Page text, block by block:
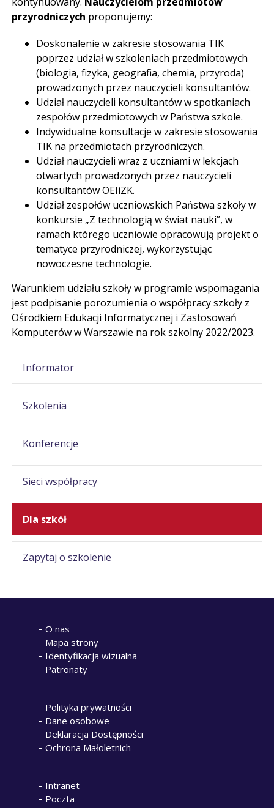
przyrodniczych proponujemy:
Doskonalenie w zakresie stosowania TIK
poprzez udział w szkoleniach przedmiotowych
(biologia, fizyka, geografia, chemia, przyroda)
prowadzonych przez nauczycieli konsultantów.
Udział nauczycieli konsultantów w spotkaniach
zespołów przedmiotowych w Państwa szkole.
Indywidualne konsultacje w zakresie stosowania
TIK na przedmiotach przyrodniczych.
Udział nauczycieli wraz z uczniami w lekcjach
otwartych prowadzonych przez nauczycieli
konsultantów OEIiZK.
Udział zespołów uczniowskich Państwa szkoły w
konkursie „Z technologią w świat nauki”, w
ramach którego uczniowie opracowują projekt o
tematyce przyrodniczej, wykorzystując
nowoczesne technologie.
Warunkiem udziału szkoły w programie wspomagania
jest podpisanie porozumienia o współpracy szkoły z
Ośrodkiem Edukacji Informatycznej i Zastosowań
Komputerów w Warszawie na rok szkolny 2022/2023.
Informator
Szkolenia
Konferencje
Sieci współpracy
Dla szkół
Zapytaj o szkolenie
O nas
Mapa strony
Identyfikacja wizualna
Patronaty
Polityka prywatności
Dane osobowe
Deklaracja Dostępności
Ochrona Małoletnich
Intranet
Poczta